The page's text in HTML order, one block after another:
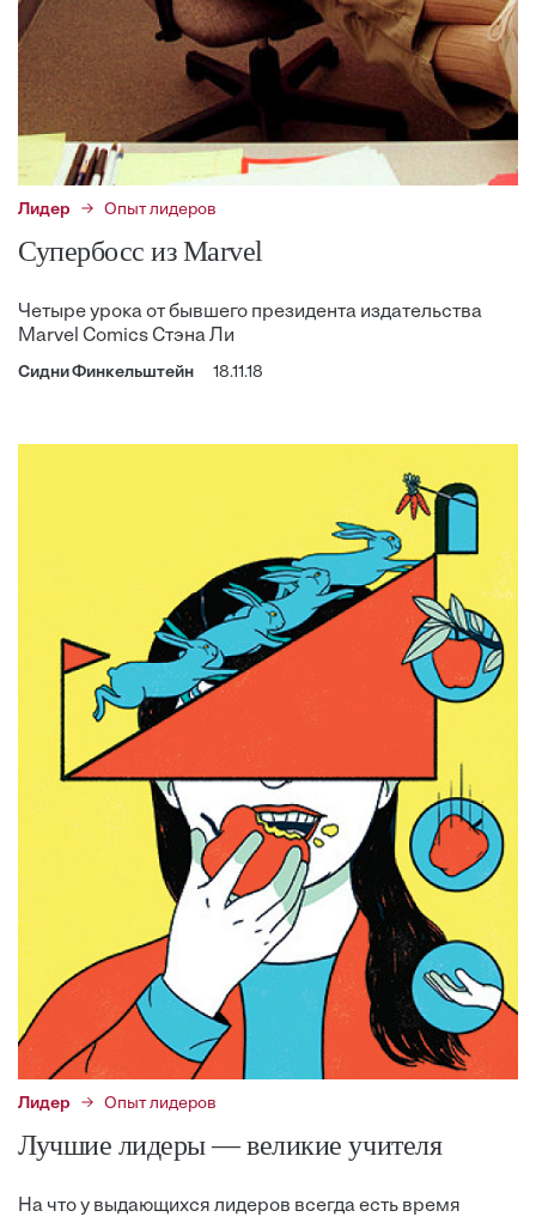
Лидер Опыт лидеров
Супербосс из Marvel
Четыре урока от бывшего президента издательства
Marvel Comics Стэна Ли
Сидни Финкельштейн 18.11.18
Лидер Опыт лидеров
Лучшие лидеры — великие учителя
На что у выдающихся лидеров всегда есть время